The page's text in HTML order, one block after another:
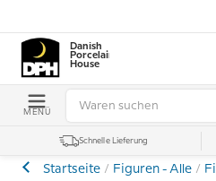
Danish
Porcelain
House
MENÜ
Schnelle Lieferung
Startseite Figuren - Alle